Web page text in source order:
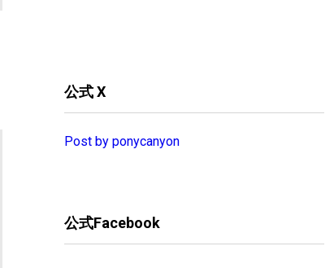
公式 X
Post by ponycanyon
公式Facebook